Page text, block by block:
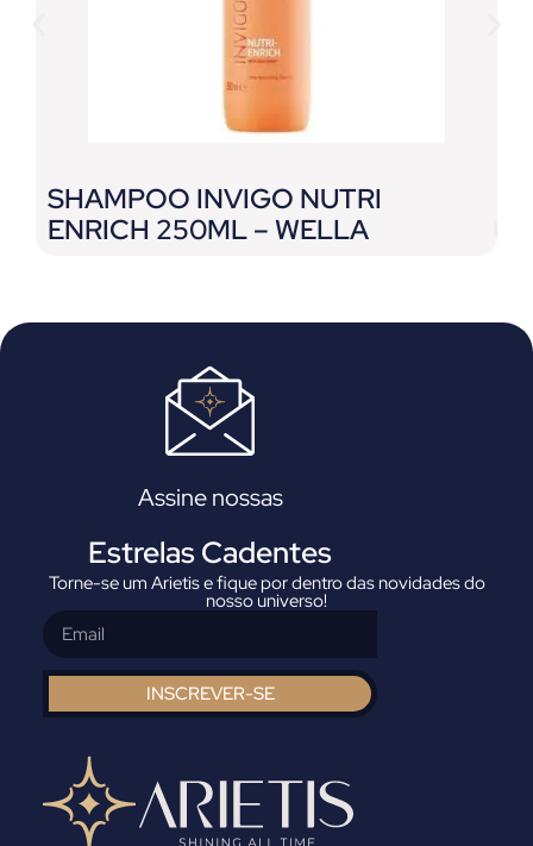
SHAMPOO INVIGO NUTRI
ENRICH 250ML – WELLA
Assine nossas
Estrelas Cadentes
Torne-se um Arietis e fique por dentro das novidades do
nosso universo!
INSCREVER-SE